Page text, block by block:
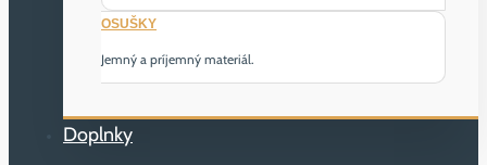
OSUŠKY
Jemný a príjemný materiál.
Doplnky